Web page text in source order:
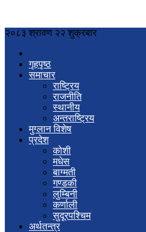
२०८३ श्रावण २२ शुक्रबार
गृहपृष्ठ
समाचार
राष्ट्रिय
राजनीति
स्थानीय
अन्तराष्ट्रिय
मुग्लान विशेष
प्रदेश
कोशी
मधेस
बाग्मती
गण्डकी
लुम्बिनी
कर्णाली
सुदूरपश्चिम
अर्थतन्त्र